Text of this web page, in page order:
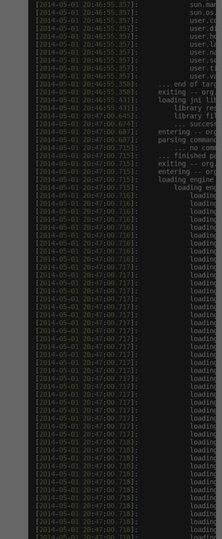
[2014-05-01 20: 46: 55.357]:
[2014-05-01 20: 46: 55.357]:
[2014-05-01 20: 46: 55.357]:
[2014-05-01 20: 46: 55.357]:             user.dir =>
[2014-05-01 20: 46: 55.357]:             user.home
[2014-05-01 20: 46: 55.357]:
[2014-05-01 20: 46: 55.357]:
[2014-05-01 20: 46: 55.357]:
[2014-05-01 20: 46: 55.357]:
[2014-05-01 20: 46: 55.357]:
[2014-05-01 20: 46: 55.358]:     ... end of target
[2014-05-01 20: 46: 55.358]:     exiting --
[2014-05-01 20: 46: 55.431 ]:     loading jni
[2014-05-01 20: 46: 55.431 ]:         library
[2014-05-01 20: 47 : 00.645]:         library file
[2014-05-01 20: 47 : 00.674]:         ...
[2014-05-01 20: 47 : 00.687]:     entering --
[2014-05-01 20: 47 : 00.687]:     parsing
[2014-05-01 20: 47 : 00.715]:         ... no
[2014-05-01 20: 47 : 00.715]:     ... finished
[2014-05-01 20: 47 : 00.715]:     exiting --
[2014-05-01 20: 47 : 00.715]:     entering --
[2014-05-01 20: 47 : 00.715]:     loading engine
[2014-05-01 20: 47 : 00.715]:         loading
[2014-05-01 20: 47 : 00.716]:             loading
[2014-05-01 20: 47 : 00.716]:             loading
[2014-05-01 20: 47 : 00.716]:             loading
[2014-05-01 20: 47 : 00.716]:             loading
[2014-05-01 20: 47 : 00.716]:             loading
[2014-05-01 20: 47 : 00.716]:             loading
[2014-05-01 20: 47 : 00.716]:             loading
[2014-05-01 20: 47 : 00.716]:             loading
[2014-05-01 20: 47 : 00.716]:             loading
[2014-05-01 20: 47 : 00.717]:             loading
[2014-05-01 20: 47 : 00.717]:             loading
[2014-05-01 20: 47 : 00.717]:             loading
[2014-05-01 20: 47 : 00.717]:             loading
[2014-05-01 20: 47 : 00.717]:             loading
[2014-05-01 20: 47 : 00.717]:             loading
[2014-05-01 20: 47 : 00.717]:             loading
[2014-05-01 20: 47 : 00.717]:             loading
[2014-05-01 20: 47 : 00.717]:             loading
[2014-05-01 20: 47 : 00.717]:             loading
[2014-05-01 20: 47 : 00.717]:             loading
[2014-05-01 20: 47 : 00.717]:             loading
[2014-05-01 20: 47 : 00.717]:             loading
[2014-05-01 20: 47 : 00.717]:             loading
[2014-05-01 20: 47 : 00.717]:             loading
[2014-05-01 20: 47 : 00.717]:             loading
[2014-05-01 20: 47 : 00.717]:             loading
[2014-05-01 20: 47 : 00.717]:             loading
[2014-05-01 20: 47 : 00.717]:             loading
[2014-05-01 20: 47 : 00.717]:             loading
[2014-05-01 20: 47 : 00.717]:             loading
[2014-05-01 20: 47 : 00.717]:             loading
[2014-05-01 20: 47 : 00.718]:             loading
[2014-05-01 20: 47 : 00.718]:             loading
[2014-05-01 20: 47 : 00.718]:             loading
[2014-05-01 20: 47 : 00.718]:             loading
[2014-05-01 20: 47 : 00.718]:             loading
[2014-05-01 20: 47 : 00.718]:             loading
[2014-05-01 20: 47 : 00.718]:             loading
[2014-05-01 20: 47 : 00.718]:             loading
[2014-05-01 20: 47 : 00.718]:             loading
[2014-05-01 20: 47 : 00.718]:             loading
[2014-05-01 20: 47 : 00.718]:             loading
[2014-05-01 20: 47 : 00.718]:             loading
[2014-05-01 20: 47 : 00.718]:             loading